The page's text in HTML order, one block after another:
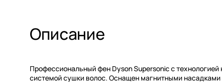
Описание
Профессиональный фен Dyson Supersonic с
системой сушки волос. Оснащен магнитными